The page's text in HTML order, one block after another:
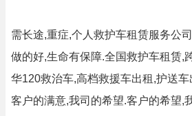
需长途,重症,个人救护车租赁服务公
做的好,生命有保障.全国救护车租赁,
华120救治车,高档救援车出租,护送
客户的满意,我司的希望.客户的希望,